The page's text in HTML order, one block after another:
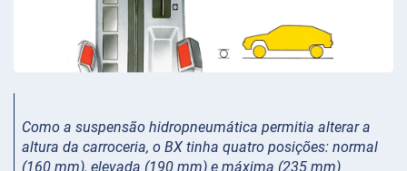
Como a suspensão hidropneumática permitia alterar a
altura da carroceria, o BX tinha quatro posições: normal
(160 mm), elevada (190 mm) e máxima (235 mm)